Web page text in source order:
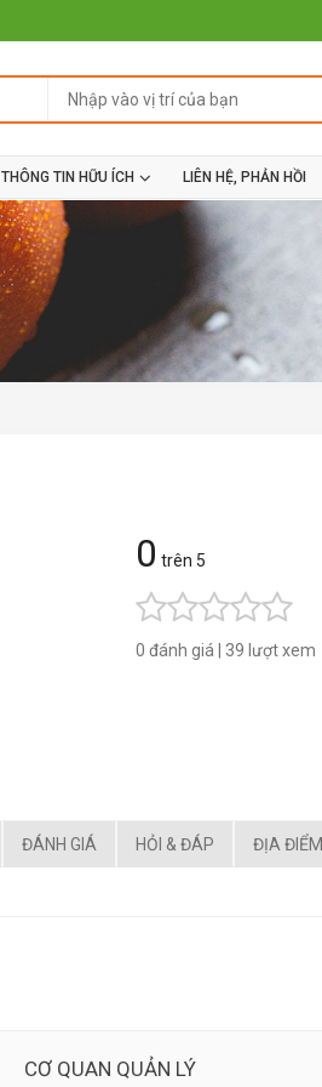
THÔNG TIN HỮU ÍCH LIÊN HỆ, PHẢN HỒI
0 trên 5
0 đánh giá 39 lượt xem
ĐÁNH GIÁ HỎI & ĐÁP ĐỊA ĐIỂM
CƠ QUAN QUẢN LÝ